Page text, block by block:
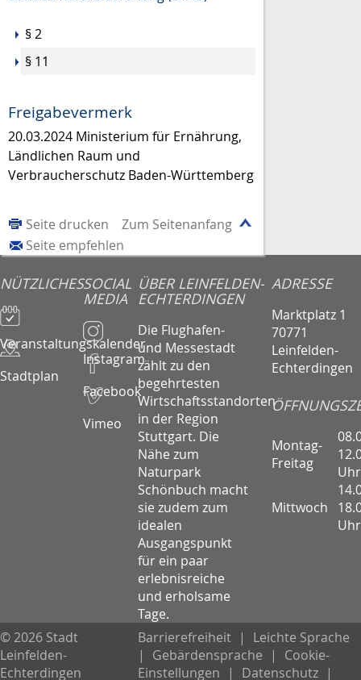
§ 2
§ 11
Freigabevermerk
20.03.2024 Ministerium für Ernährung,
Ländlichen Raum und
Verbraucherschutz Baden-Württemberg
Zum Seitenanfang
Seite drucken
Seite empfehlen
NÜTZLICHES
Veranstaltungskalender
Stadtplan
SOCIAL
MEDIA
Instagram
Facebook
Vimeo
ÜBER LEINFELDEN-
ECHTERDINGEN
Die Flughafen-
und Messestadt
zählt zu den
begehrtesten
Wirtschaftsstandorten
in der Region
Stuttgart. Die
Nähe zum
Naturpark
Schönbuch macht
sie zudem zum
idealen
Ausgangspunkt
für ein paar
erlebnisreiche
und erholsame
Tage.
ADRESSE
Marktplatz 1
70771
Leinfelden-
Echterdingen
Montag-
Freitag
Uhr
Mittwoch
Uhr
© 2026 Stadt
Leinfelden-
Echterdingen
Barrierefreiheit |
Leichte Sprache
|
Gebärdensprache |
Cookie-
Einstellungen
| Datenschutz |